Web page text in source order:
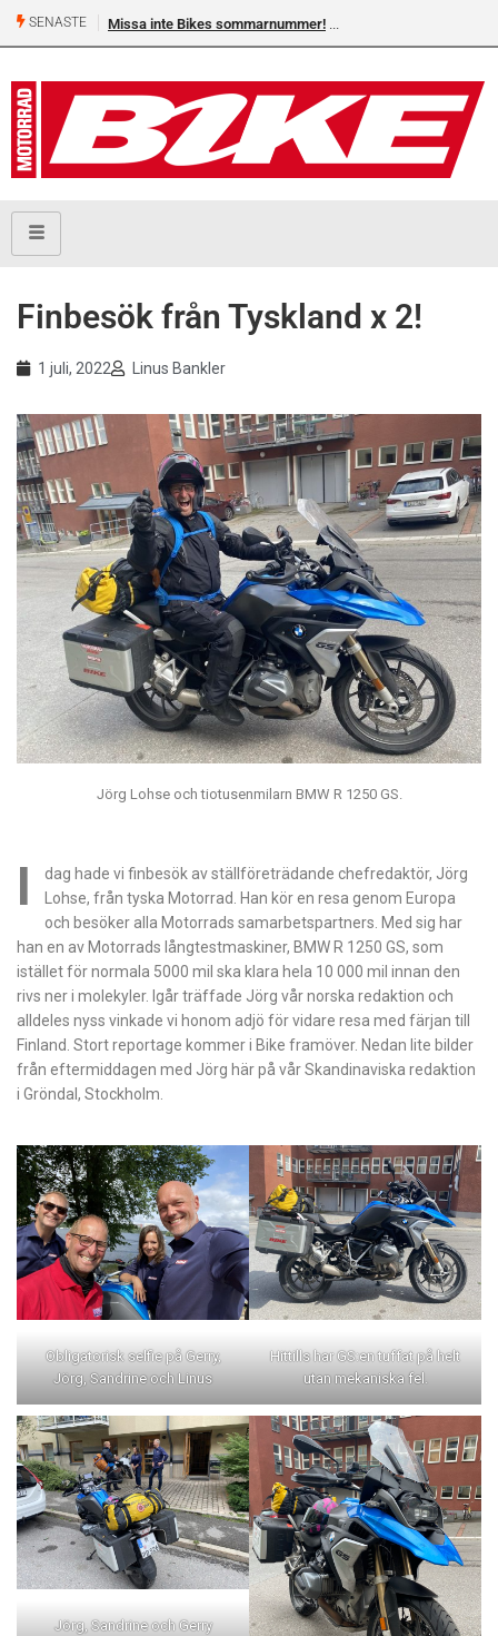
SENASTE Missa inte Bikes sommarnummer!
Finbesök från Tyskland x 2!
1 juli, 2022 Linus Bankler
Jörg Lohse och tiotusenmilarn BMW R 1250 GS.
I
dag hade vi finbesök av ställföreträdande chefredaktör, Jörg
Lohse, från tyska Motorrad. Han kör en resa genom Europa
och besöker alla Motorrads samarbetspartners. Med sig har
han en av Motorrads långtestmaskiner, BMW R 1250 GS, som
istället för normala 5000 mil ska klara hela 10 000 mil innan den
rivs ner i molekyler. Igår träffade Jörg vår norska redaktion och
alldeles nyss vinkade vi honom adjö för vidare resa med färjan till
Finland. Stort reportage kommer i Bike framöver. Nedan lite bilder
från eftermiddagen med Jörg här på vår Skandinaviska redaktion
i Gröndal, Stockholm.
Obligatorisk selfie på Gerry,
Jörg, Sandrine och Linus
Hittills har GS:en tuffat på helt
utan mekaniska fel.
Jörg, Sandrine och Gerry